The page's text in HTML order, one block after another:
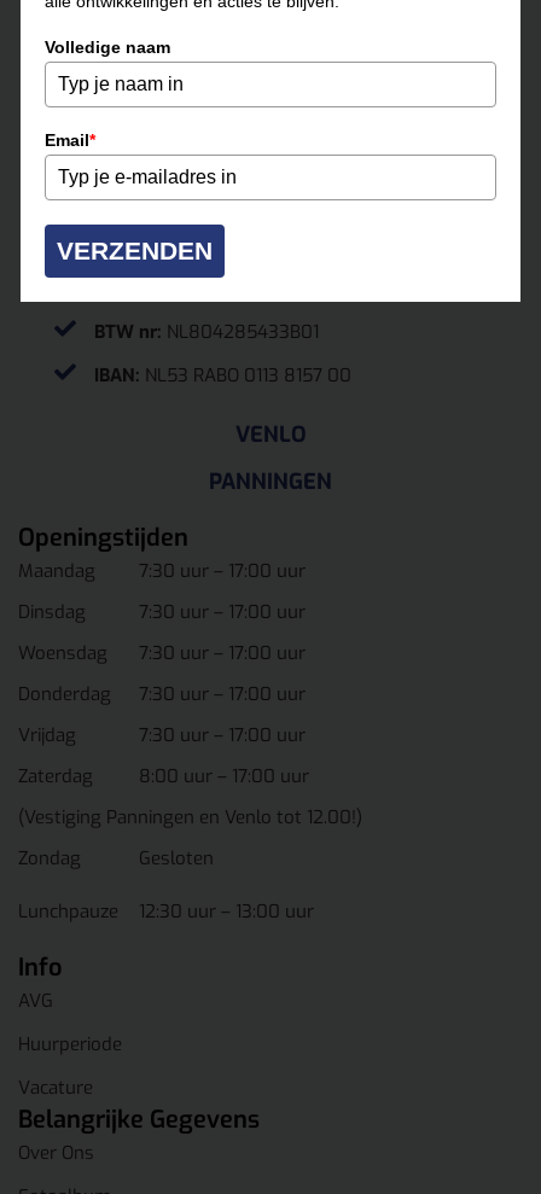
ROERMOND
VENLO
PANNINGEN
0475-331500
roermond@multihuur.nl
6041 BP Roermond
BTW nr: NL804285433B01
IBAN: NL53 RABO 0113 8157 00
Openingstijden
Maandag
7:30 uur – 17:00 uur
Dinsdag
7:30 uur – 17:00 uur
Woensdag
7:30 uur – 17:00 uur
Donderdag
7:30 uur – 17:00 uur
Vrijdag
7:30 uur – 17:00 uur
Zaterdag
8:00 uur – 17:00 uur
(Vestiging Panningen en Venlo tot 12.00!)
Zondag
Gesloten
Lunchpauze 12:30 uur – 13:00 uur
Info
AVG
Huurperiode
Vacature
Belangrijke Gegevens
Over Ons
Volledige naam
Email*
VERZENDEN